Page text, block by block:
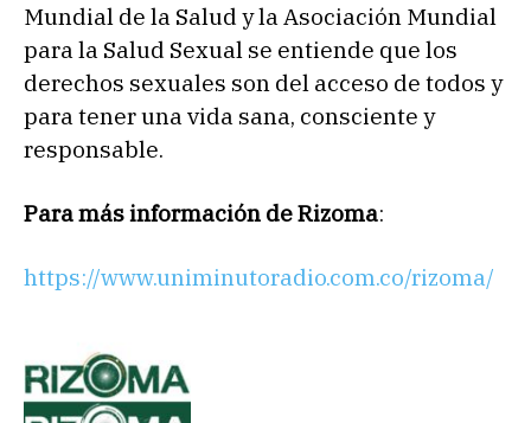
Mundial de la Salud y la Asociación Mundial
para la Salud Sexual se entiende que los
derechos sexuales son del acceso de todos y
para tener una vida sana, consciente y
responsable.
Para más información de Rizoma:
https://www.uniminutoradio.com.co/rizoma/